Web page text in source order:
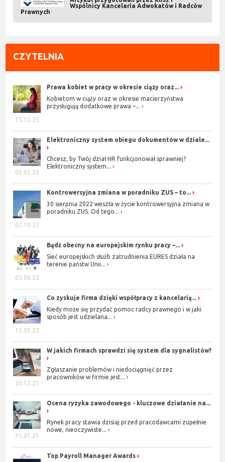
Wspólnicy Kancelaria Adwokatów i Radców
Prawnych
CZYTELNIA
15.12.25
Prawa kobiet w pracy w okresie ciąży oraz...
Kobietom w ciąży oraz w okresie macierzyństwa
przysługują dodatkowe prawa –...
03.03.23
Elektroniczny system obiegu dokumentów w dziale...
Chcesz, by Twój dział HR funkcjonował sprawniej?
Elektroniczny system...
07.10.22
Kontrowersyjna zmiana w poradniku ZUS – to...
30 sierpnia 2022 weszła w życie kontrowersyjna zmiana w
poradniku ZUS. Od tego...
05.06.22
Bądź obecny na europejskim rynku pracy –...
Sieć europejskich służb zatrudnienia EURES działa na
terenie państw Unii...
15.03.22
Co zyskuje firma dzięki współpracy z kancelarią...
Kiedy może się przydać pomoc radcy prawnego i w jaki
sposób jest udzielana...
20.12.21
W jakich firmach sprawdzi się system dla sygnalistów?
Zgłaszanie problemów i niedociągnięć przez
pracowników w firmie jest...
31.01.21
Ocena ryzyka zawodowego - kluczowe działanie na...
Rynek pracy stawia dzisiaj przed pracodawcami zupełnie
nowe, nieoczywiste...
Top Payroll Manager Awards